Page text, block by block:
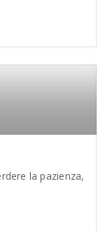
la pazienza,